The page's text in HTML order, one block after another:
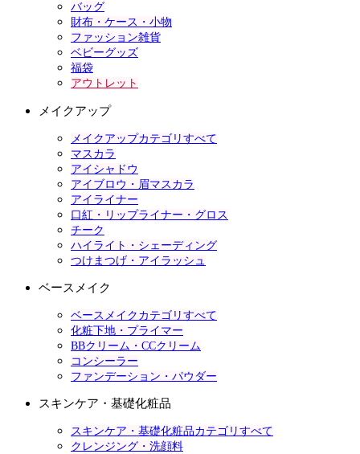
バッグ
財布・ケース・小物
ファッション雑貨
ベビーグッズ
福袋
アウトレット
メイクアップ
メイクアップカテゴリすべて
マスカラ
アイシャドウ
アイブロウ・眉マスカラ
アイライナー
口紅・リップライナー・グロス
チーク
ハイライト・シェーディング
つけまつげ・アイラッシュ
ベースメイク
ベースメイクカテゴリすべて
化粧下地・プライマー
BBクリーム・CCクリーム
コンシーラー
ファンデーション・パウダー
スキンケア・基礎化粧品
スキンケア・基礎化粧品カテゴリすべて
クレンジング・洗顔料